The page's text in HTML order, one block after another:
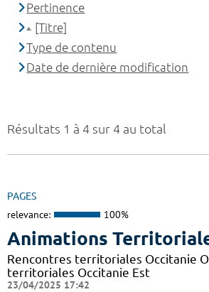
Résultats 1 à 4 sur 4 au total
PAGES
relevance: 100%
Animations
Rencontres territoriales Occitanie
territoriales Occitanie Est
23/04/2025 17:42
Pertinence
[Titre]
Type de contenu
Date de dernière modification